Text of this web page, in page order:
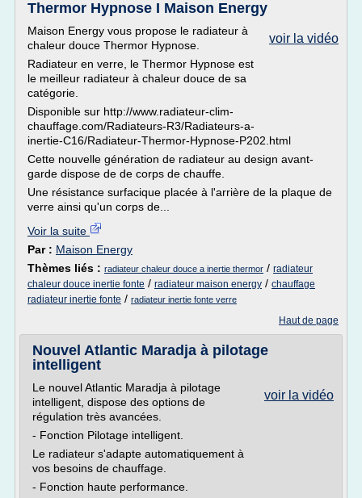
Thermor Hypnose I Maison Energy
voir la vidéo
Maison Energy vous propose le radiateur à
chaleur douce Thermor Hypnose.
Radiateur en verre, le Thermor Hypnose est
le meilleur radiateur à chaleur douce de sa
catégorie.
Disponible sur http://www.radiateur-clim-
chauffage.com/Radiateurs-R3/Radiateurs-a-
inertie-C16/Radiateur-Thermor-Hypnose-P202.html
Cette nouvelle génération de radiateur au design avant-
garde dispose de de corps de chauffe.
Une résistance surfacique placée à l'arrière de la plaque de
verre ainsi qu'un corps de...
Voir la suite
Par : Maison Energy
Thèmes liés : radiateur chaleur douce a inertie thermor / radiateur
chaleur douce inertie fonte / radiateur maison energy / chauffage
radiateur inertie fonte / radiateur inertie fonte verre
Haut de page
Nouvel Atlantic Maradja à pilotage
intelligent
voir la vidéo
Le nouvel Atlantic Maradja à pilotage
intelligent, dispose des options de
régulation très avancées.
- Fonction Pilotage intelligent.
Le radiateur s'adapte automatiquement à
vos besoins de chauffage.
- Fonction haute performance.